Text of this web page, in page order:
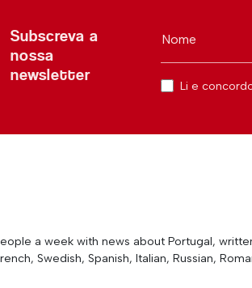
Subscreva a
nossa
newsletter
Nome
Li e
a week with news about Portugal,
Swedish, Spanish, Italian, Russian,